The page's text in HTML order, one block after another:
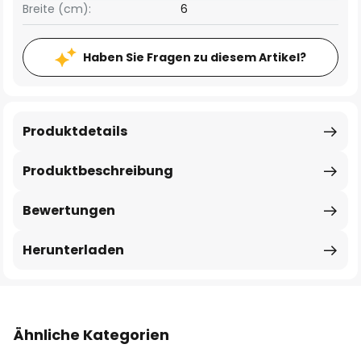
Breite (cm): 6
Haben Sie Fragen zu diesem Artikel?
Produktbeschreibung
Produktdetails
Bewertungen
Herunterladen
Ähnliche Kategorien